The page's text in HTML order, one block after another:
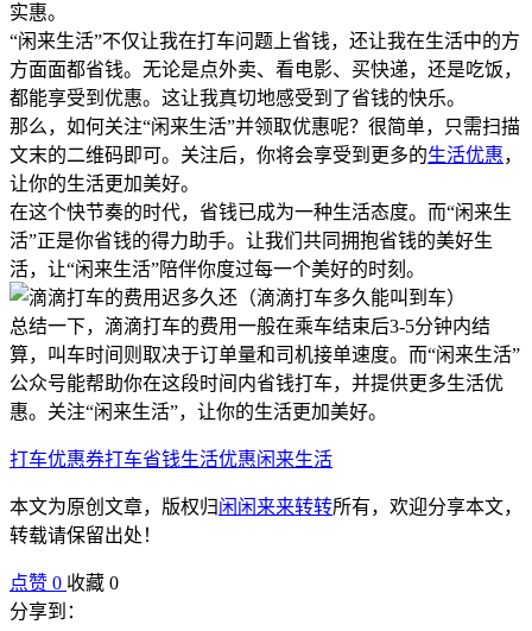
实惠。
“闲来生活”不仅让我在打车问题上省钱，还让我在生活中的方
方面面都省钱。无论是点外卖、看电影、买快递，还是吃饭，
都能享受到优惠。这让我真切地感受到了省钱的快乐。
那么，如何关注“闲来生活”并领取优惠呢？很简单，只需扫描
文末的二维码即可。关注后，你将会享受到更多的生活优惠，
让你的生活更加美好。
在这个快节奏的时代，省钱已成为一种生活态度。而“闲来生
活”正是你省钱的得力助手。让我们共同拥抱省钱的美好生
活，让“闲来生活”陪伴你度过每一个美好的时刻。
总结一下，滴滴打车的费用一般在乘车结束后3-5分钟内结
算，叫车时间则取决于订单量和司机接单速度。而“闲来生活”
公众号能帮助你在这段时间内省钱打车，并提供更多生活优
惠。关注“闲来生活”，让你的生活更加美好。
打车优惠券打车省钱生活优惠闲来生活
本文为原创文章，版权归闲闲来来转转所有，欢迎分享本文，
转载请保留出处！
点赞 0 收藏 0
分享到：